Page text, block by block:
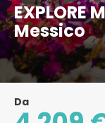
EXPLORE
Messico
Da